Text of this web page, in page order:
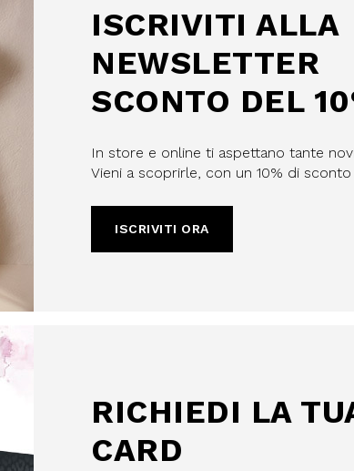
ISCRIVITI ALLA
NEWSLETTER
SCONTO DEL
In store e online ti aspettano tante
Vieni a scoprirle, con un 10% di
ISCRIVITI ORA
RICHIEDI LA
CARD